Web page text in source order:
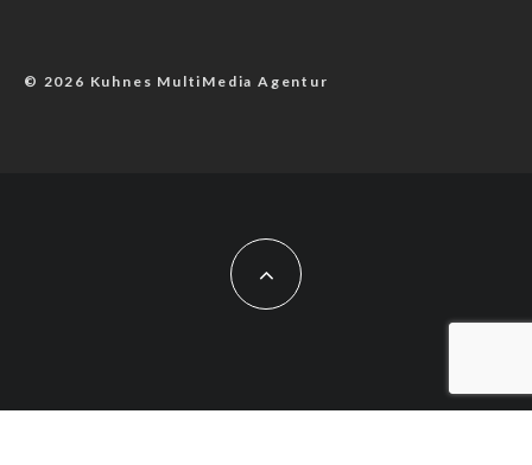
© 2026 Kuhnes MultiMedia Agentur